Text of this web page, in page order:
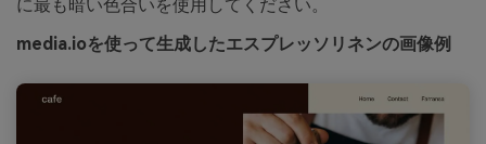
に最も暗い色合いを使用してください。
media.ioを使って生成したエスプレッソリネンの画像例